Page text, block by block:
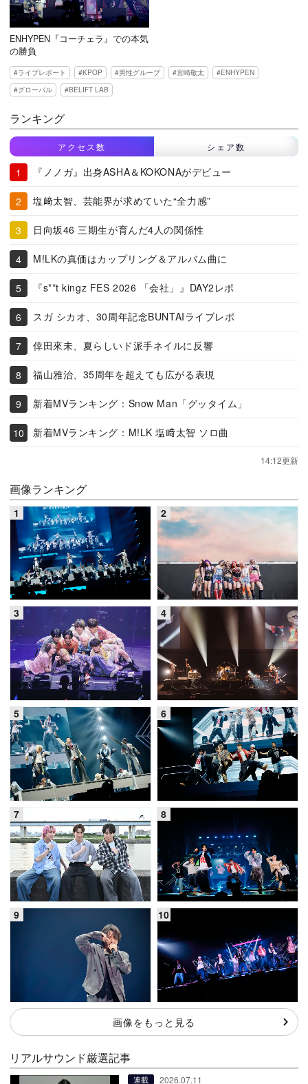
ENHYPEN『コーチェラ』での本気
の勝負
ライブレポート KPOP 男性グループ 宮崎敬太
ENHYPEN
グローバル
BELIFT LAB
ランキング
アクセス数 シェア数
『ノノガ』出身ASHA＆KOKONAがデビュー
塩﨑太智、芸能界が求めていた“全力感”
日向坂46 三期生が育んだ4人の関係性
M!LKの真価はカップリング＆アルバム曲に
『s**t kingz FES 2026 「会社」』DAY2レポ
スガ シカオ、30周年記念BUNTAIライブレポ
倖田來未、夏らしいド派手ネイルに反響
福山雅治、35周年を超えても広がる表現
新着MVランキング：Snow Man「グッタイム」
新着MVランキング：M!LK 塩﨑太智 ソロ曲
14:12更新
画像ランキング
画像をもっと見る
リアルサウンド厳選記事
連載 2026.07.11